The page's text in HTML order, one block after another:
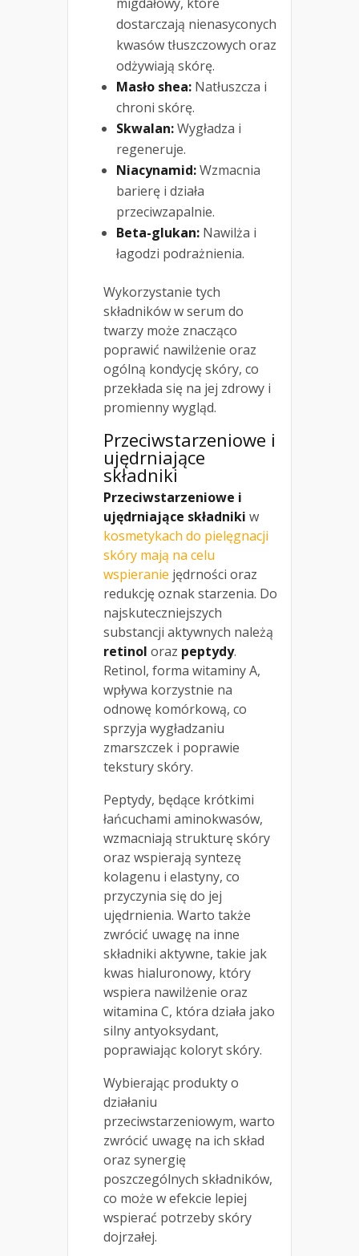
dostarczają nienasyconych
kwasów tłuszczowych oraz
odżywiają skórę.
Masło shea: Natłuszcza i
chroni skórę.
Skwalan:Wygładza i
regeneruje.
Niacynamid:Wzmacnia
barierę i działa
przeciwzapalnie.
Beta-glukan: Nawilża i
łagodzi podrażnienia.
Wykorzystanie tych
składników w serum do
twarzy może znacząco
poprawić nawilżenie oraz
ogólną kondycję skóry, co
przekłada się na jej zdrowy i
promienny wygląd.
Przeciwstarzeniowe i
ujędrniające
składniki
Przeciwstarzeniowe i
ujędrniające składniki w
kosmetykach do pielęgnacji
skóry mają na celu
wspieranie jędrności oraz
redukcję oznak starzenia. Do
najskuteczniejszych
substancji aktywnych należą
retinol oraz peptydy.
Retinol, forma witaminy A,
wpływa korzystnie na
odnowę komórkową, co
sprzyja wygładzaniu
zmarszczek i poprawie
tekstury skóry.
Peptydy, będące krótkimi
łańcuchami aminokwasów,
wzmacniają strukturę skóry
oraz wspierają syntezę
kolagenu i elastyny, co
przyczynia się do jej
ujędrnienia. Warto także
zwrócić uwagę na inne
składniki aktywne, takie jak
kwas hialuronowy, który
wspiera nawilżenie oraz
witamina C, która działa jako
silny antyoksydant,
poprawiając koloryt skóry.
Wybierając produkty o
działaniu
przeciwstarzeniowym, warto
zwrócić uwagę na ich skład
oraz synergię
poszczególnych składników,
co może w efekcie lepiej
wspierać potrzeby skóry
dojrzałej.